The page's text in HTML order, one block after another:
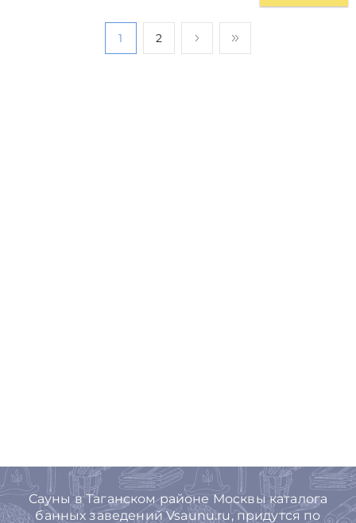
1 2
Сауны в Таганском районе Москвы каталога
банных заведений Vsaunu.ru, придутся по